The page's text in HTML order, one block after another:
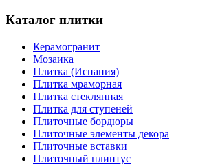
Каталог плитки
Керамогранит
Мозаика
Плитка (Испания)
Плитка мраморная
Плитка стеклянная
Плитка для ступеней
Плиточные бордюры
Плиточные элементы декора
Плиточные вставки
Плиточный плинтус